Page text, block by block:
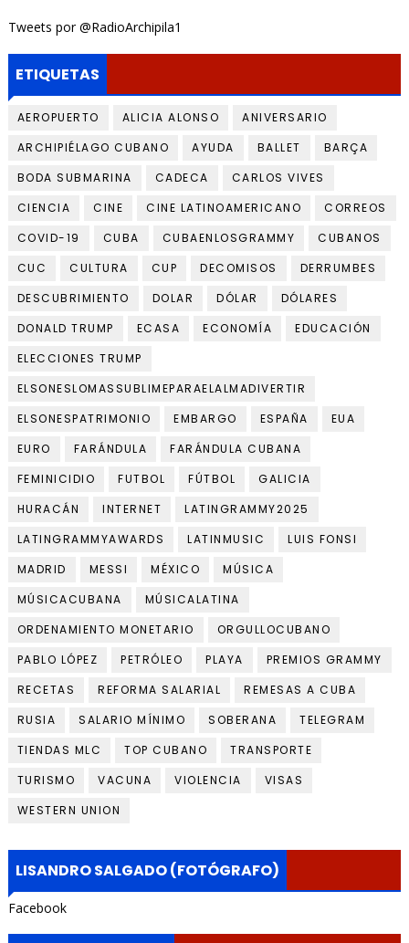
Tweets por @RadioArchipila1
ETIQUETAS
AEROPUERTO ALICIA ALONSO
ANIVERSARIO
ARCHIPIÉLAGO CUBANO
AYUDA BALLET
BARÇA
BODA SUBMARINA
CADECA
CARLOS VIVES
CIENCIA
CINE CINE LATINOAMERICANO
CORREOS
COVID-19
CUBA CUBAENLOSGRAMMY
CUBANOS
CUC
CULTURA CUP DECOMISOS
DERRUMBES
DESCUBRIMIENTO
DOLAR DÓLAR
DÓLARES
DONALD TRUMP
ECASA ECONOMÍA
EDUCACIÓN
ELECCIONES TRUMP
ELSONESLOMASSUBLIMEPARAELALMADIVERTIR
ELSONESPATRIMONIO
EMBARGO ESPAÑA
EUA
EURO
FARÁNDULA
FARÁNDULA CUBANA
FEMINICIDIO
FUTBOL FÚTBOL
GALICIA
HURACÁN
INTERNET
LATINGRAMMY2025
LATINGRAMMYAWARDS
LATINMUSIC
LUIS FONSI
MADRID
MESSI MÉXICO
MÚSICA
MÚSICACUBANA
MÚSICALATINA
ORDENAMIENTO MONETARIO
ORGULLOCUBANO
PABLO LÓPEZ
PETRÓLEO PLAYA
PREMIOS GRAMMY
RECETAS
REFORMA SALARIAL
REMESAS A CUBA
RUSIA
SALARIO MÍNIMO SOBERANA
TELEGRAM
TIENDAS MLC
TOP CUBANO
TRANSPORTE
TURISMO
VACUNA VIOLENCIA
VISAS
WESTERN UNION
LISANDRO SALGADO (FOTÓGRAFO)
Facebook